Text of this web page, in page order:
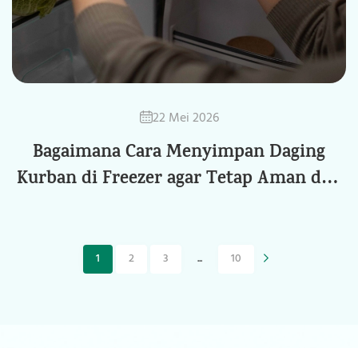
22 Mei 2026
Bagaimana Cara Menyimpan Daging
Kurban di Freezer agar Tetap Aman dan
1 2 3 ... 10